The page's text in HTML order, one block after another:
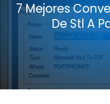
7 Mejores
De Stl A